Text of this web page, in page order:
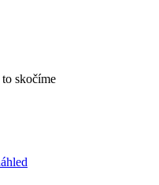
skočíme